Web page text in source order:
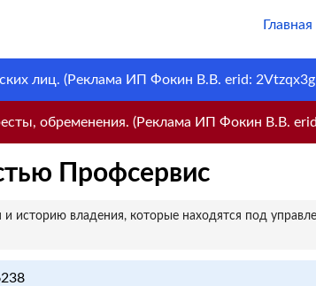
лиц. (Реклама ИП Фокин В.В. erid:
обременения. (Реклама ИП Фокин В.В.
Профсервис
историю владения, которые находятся под